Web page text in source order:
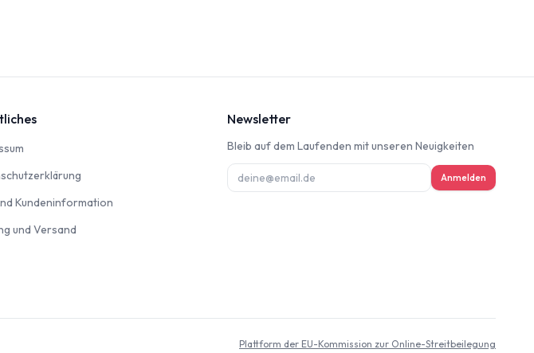
Impressum
Datenschutzerklärung
KundeninformationAGB und Kundeninformation
und VersandZahlung und Versand
Newsletter
Bleib auf dem Laufenden mit unseren Neuigkeiten
Anmelden
Plattform der EU-Kommission zur Online-Streitbeilegung